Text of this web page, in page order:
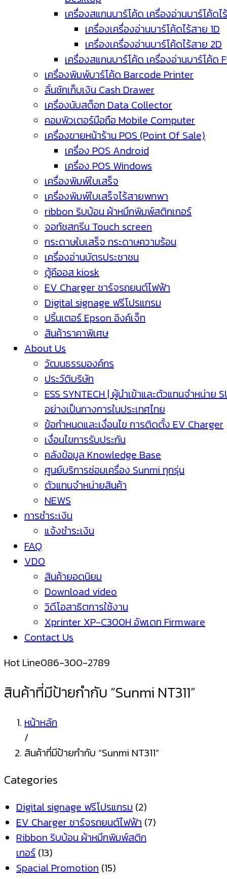
เครื่องสแกนบาร์โค้ด เครื่องอ่านบาร์โค้ดไ
เครื่องเครื่องอ่านบาร์โค้ดไร้สาย 1D
เครื่องเครื่องอ่านบาร์โค้ดไร้สาย 2D
เครื่องสแกนบาร์โค้ด เครื่องอ่านบาร์โค้ด
เครื่องพิมพ์บาร์โค้ด Barcode Printer
ลิ้นชักเก็บเงิน Cash Drawer
เครื่องนับสต็อก Data Collector
คอมพิวเตอร์มือถือ Mobile Computer
เครื่องขายหน้าร้าน POS (Point Of Sale)
เครื่อง POS Android
เครื่อง POS Windows
เครื่องพิมพ์ใบเสร็จ
เครื่องพิมพ์ใบเสร็จไร้สายพกพา
ribbon ริบบ้อน ผ้าหมึกพิมพ์สติกเกอร์
จอทัชสกรีน Touch screen
กระดาษใบเสร็จ กระดาษความร้อน
เครื่องอ่านบัตรประชาชน
ตู้คีออส kiosk
EV Charger ชาร์จรถยนต์ไฟฟ้า
Digital signage ฟรีโปรแกรม
ปริ้นเตอร์ Epson อิงค์เจ็ท
สินค้าราคาพิเศษ
About Us
วัฒนธรรมองค์กร
ประวัติบริษัท
ESS SYNTECH | ผู้นำเข้าและตัวแทนจำหน่าย
อย่างเป็นทางการในประเทศไทย
ข้อกำหนดและเงื่อนไข การติดตั้ง EV Charger
เงื่อนไขการรับประกัน
คลังข้อมูล Knowledge Base
ศูนย์บริการซ่อมเครื่อง Sunmi ทุกรุ่น
ตัวแทนจำหน่ายสินค้า
NEWS
การชำระเงิน
แจ้งชำระเงิน
FAQ
VDO
สินค้ายอดนิยม
Download video
วิดีโอสาธิตการใช้งาน
Xprinter XP-C300H อัพเดท Firmware
Contact Us
Hot Line086-300-2789
สินค้าที่มีป้ายกำกับ “Sunmi NT311”
หน้าหลัก
/
สินค้าที่มีป้ายกำกับ “Sunmi NT311”
Categories
Digital signage ฟรีโปรแกรม (2)
EV Charger ชาร์จรถยนต์ไฟฟ้า (7)
Ribbon ริบบ้อน ผ้าหมึกพิมพ์สติก
เกอร์ (13)
Spacial Promotion (15)